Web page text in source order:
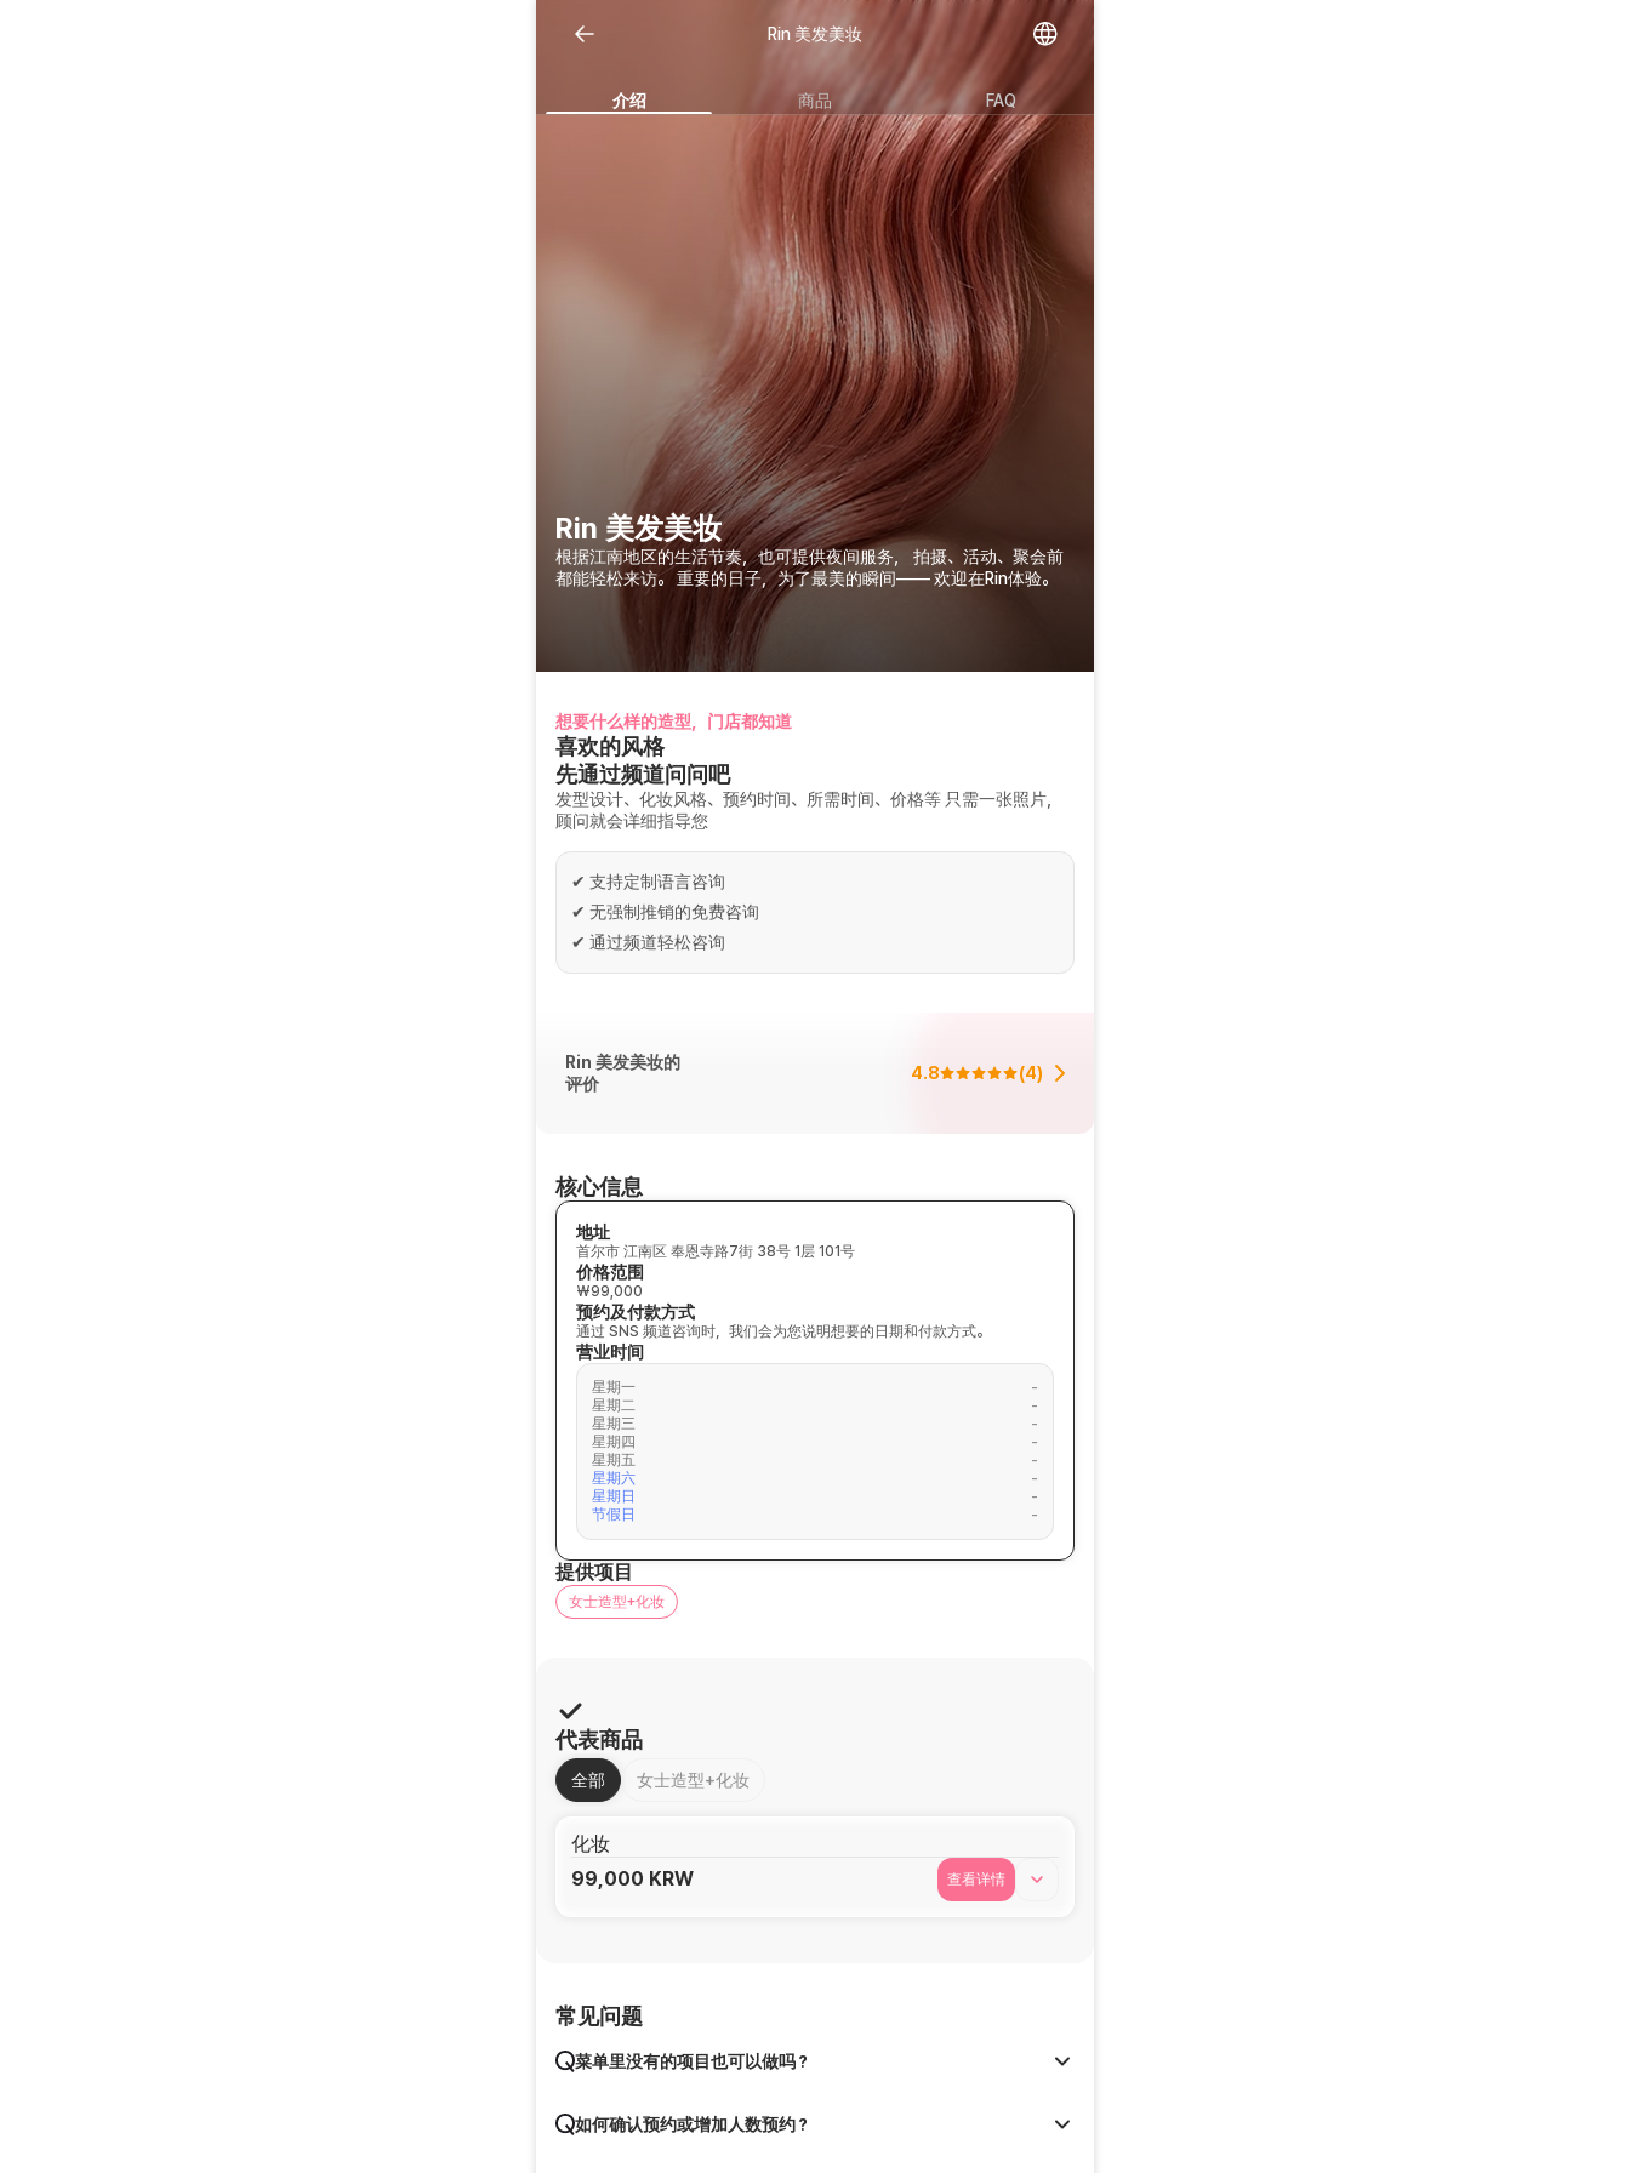
Rin 美发美妆
介绍 商品 FAQ
Rin 美发美妆
根据江南地区的生活节奏，也可提供夜间服务， 拍摄、活动、聚会前
都能轻松来访。 重要的日子，为了最美的瞬间—— 欢迎在Rin体验。
想要什么样的造型，门店都知道
喜欢的风格
先通过频道问问吧
发型设计、化妆风格、预约时间、所需时间、价格等 只需一张照片，
顾问就会详细指导您
✔ 支持定制语言咨询
✔ 无强制推销的免费咨询
✔ 通过频道轻松咨询
Rin 美发美妆的
评价
4.8 (4)
核心信息
地址
首尔市 江南区 奉恩寺路7街 38号 1层 101号
价格范围
₩99,000
预约及付款方式
通过 SNS 频道咨询时，我们会为您说明想要的日期和付款方式。
营业时间
星期一
-
星期二
-
星期三
-
星期四
-
星期五
-
星期六
-
星期日
-
节假日
-
提供项目
女士造型+化妆
代表商品
全部 女士造型+化妆
化妆
99,000 KRW 查看详情
常见问题
菜单里没有的项目也可以做吗？
如何确认预约或增加人数预约？